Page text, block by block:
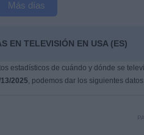
Más días
EN TELEVISIÓN EN USA (ES)
estadísticos de cuándo y dónde se
2025, podemos dar los siguientes datos: